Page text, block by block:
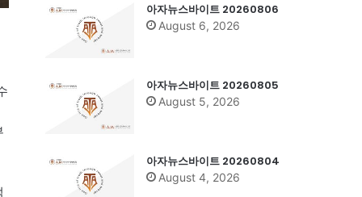
아자뉴스바이트 20260806
August 6, 2026
아자뉴스바이트 20260805
August 5, 2026
아자뉴스바이트 20260804
August 4, 2026